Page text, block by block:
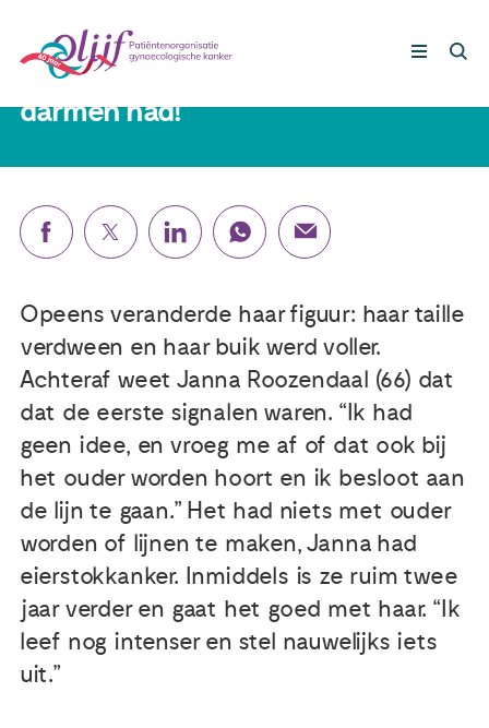
Nieuws
Agenda
Publicaties
Ervaringsdeskundigheid
Over ons
Lotgenoten
Steun ons
Janna (66): ‘Afdeling gynaecologie?!
Ik dacht dat ik iets aan mijn
darmen had!’
Opeens veranderde haar figuur: haar taille
verdween en haar buik werd voller.
Achteraf weet Janna Roozendaal (66) dat
dat de eerste signalen waren. “Ik had
geen idee, en vroeg me af of dat ook bij
het ouder worden hoort en ik besloot aan
de lijn te gaan.” Het had niets met ouder
worden of lijnen te maken, Janna had
eierstokkanker. Inmiddels is ze ruim twee
jaar verder en gaat het goed met haar. “Ik
leef nog intenser en stel nauwelijks iets
uit.”